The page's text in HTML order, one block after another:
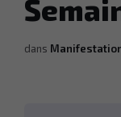
dans